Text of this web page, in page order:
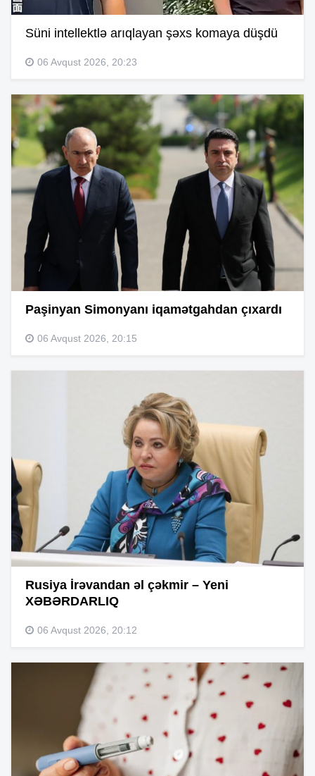
Süni intellektlə arıqlayan şəxs komaya düşdü
06 Avqust 2026, 20:23
Paşinyan Simonyanı iqamətgahdan çıxardı
06 Avqust 2026, 20:15
Rusiya İrəvandan əl çəkmir – Yeni
XƏBƏRDARLIQ
06 Avqust 2026, 20:12